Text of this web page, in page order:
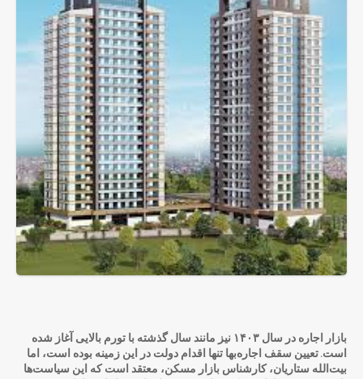
بازار اجاره در سال ۱۴۰۳ نیز مانند سال گذشته با تورم بالایی آغاز شده
است. تعیین سقف اجاره‌بها تنها اقدام دولت در این زمینه بوده است، اما
بیت‌الله ستاریان، کارشناس بازار مسکن، معتقد است که این سیاست‌ها